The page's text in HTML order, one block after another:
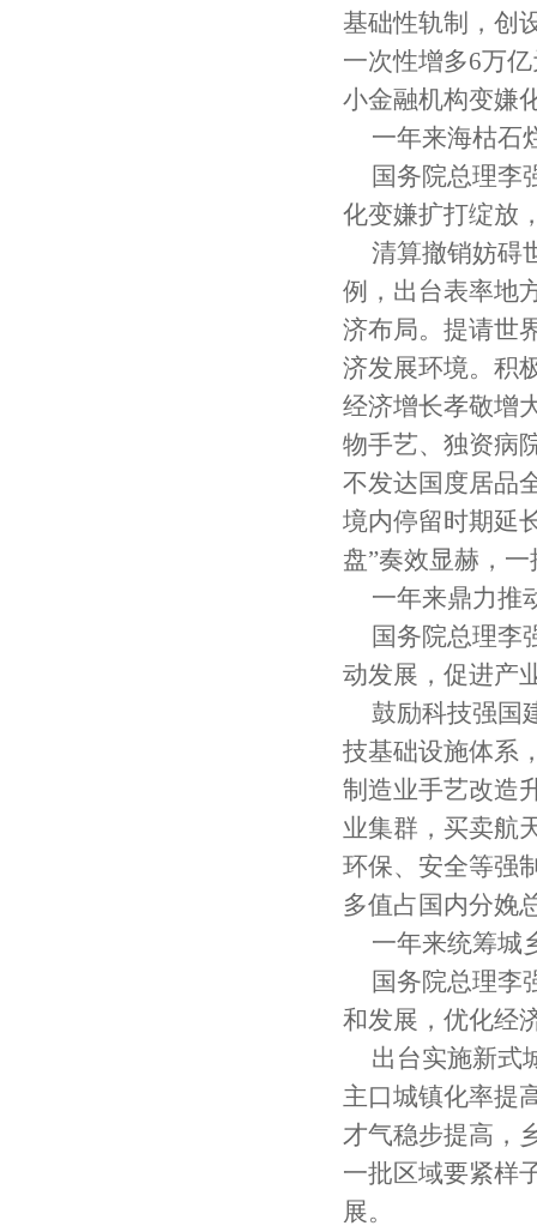
基础性轨制，创
一次性增多6万
小金融机构变嫌
一年来海枯石
国务院总理李
化变嫌扩打绽放
清算撤销妨碍
例，出台表率地
济布局。提请世
济发展环境。积
经济增长孝敬增
物手艺、独资病
不发达国度居品
境内停留时期延
盘”奏效显赫，
一年来鼎力推
国务院总理李
动发展，促进产
鼓励科技强国
技基础设施体系
制造业手艺改造
业集群，买卖航
环保、安全等强
多值占国内分娩
一年来统筹城
国务院总理李
和发展，优化经
出台实施新式
主口城镇化率提
才气稳步提高，
一批区域要紧样
展。